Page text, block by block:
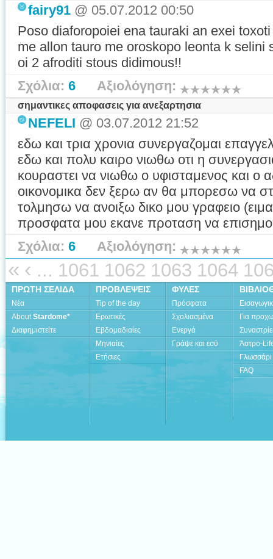
fairy91 @ 05.07.2012 00:50
Poso diaforopoiei ena tauraki an exei
me allon tauro me oroskopo leonta k selini
oi 2 afroditi stous didimous!!
Σχόλια: 6 Αξιολόγηση:
σημαντικες αποφασεις για ανεξαρτησια
NEFELI @ 03.07.2012 21:52
εδω και τρια χρονια συνεργαζομαι
εδω και πολυ καιρο νιωθω οτι η
κουραστει να νιωθω ο υφισταμενος και ο
οικονομικα δεν ξερω αν θα μπορεσω να
τολμησω να ανοιξω δικο μου γραφειο
προσφατα μου εκανε προταση να
Σχόλια: 6 Αξιολόγηση:
« ‹ ... 1061 1062 1063 1064
ΠΡΩΤΗ ΣΕΛΙΔΑ
Νέα
AboutStardome*
Διαφημιστείτε
ΠΡΟΒΛΕΨΕΙΣ
Tip of the day
Ερωτικές
Εβδομαδιαίες
Μηνιαίες
Ετήσιες
ΦΥΛΕΣ
Πρόσφατα
Σχολιασμένα
Ενεργά
Γράψε και εσύ
Για
Άστρο-
Γλωσσάρι
FAQ